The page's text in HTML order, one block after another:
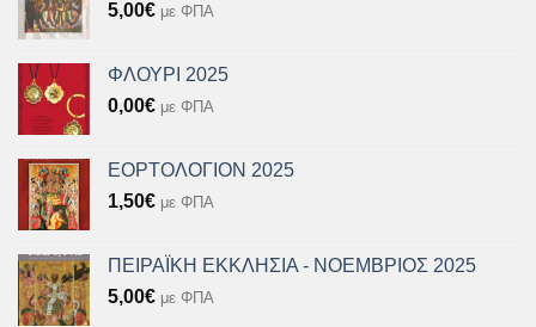
5,00€ με ΦΠΑ
ΦΛΟΥΡΙ 2025
0,00€ με ΦΠΑ
ΕΟΡΤΟΛΟΓΙΟΝ 2025
1,50€ με ΦΠΑ
ΠΕΙΡΑΪΚΗ ΕΚΚΛΗΣΙΑ - ΝΟΕΜΒΡΙΟΣ 2025
5,00€ με ΦΠΑ